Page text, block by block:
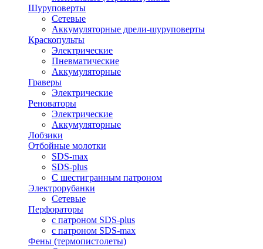
Шуруповерты
Сетевые
Аккумуляторные дрели-шуруповерты
Краскопульты
Электрические
Пневматические
Аккумуляторные
Граверы
Электрические
Реноваторы
Электрические
Аккумуляторные
Лобзики
Отбойные молотки
SDS-max
SDS-plus
С шестигранным патроном
Электрорубанки
Сетевые
Перфораторы
с патроном SDS-plus
с патроном SDS-max
Фены (термопистолеты)